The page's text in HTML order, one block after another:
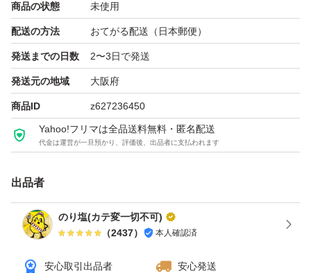
商品の状態 未使用
配送の方法 おてがる配送（日本郵便）
発送までの日数 2〜3日で発送
発送元の地域 大阪府
商品ID z627236450
Yahoo!フリマは全品送料無料・匿名配送
代金は運営が一旦預かり、評価後、出品者に支払われます
出品者
のり塩(カテ変一切不可)
（2437） 本人確認済
安心取引出品者
安心発送